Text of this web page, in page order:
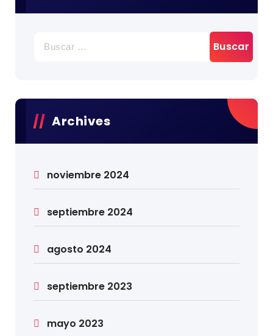
Archives
noviembre 2024
septiembre 2024
agosto 2024
septiembre 2023
mayo 2023